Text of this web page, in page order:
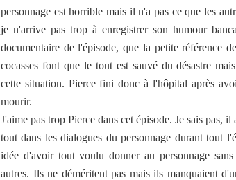
personnage est horrible mais il n'a pas ce que les
je n'arrive pas trop à enregistrer son humour
documentaire de l'épisode, que la petite référence
cocasses font que le tout est sauvé du désastre
cette situation. Pierce fini donc à l'hôpital après
mourir.
J'aime pas trop Pierce dans cet épisode. Je sais pas,
tout dans les dialogues du personnage durant tout
idée d'avoir tout voulu donner au personnage
autres. Ils ne déméritent pas mais ils manquaient